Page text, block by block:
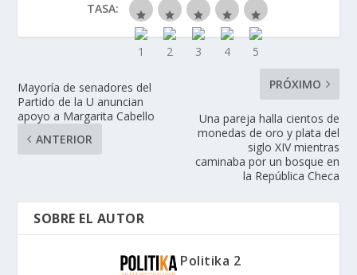
TASA:
Mayoría de senadores del
Partido de la U anuncian
apoyo a Margarita Cabello
ANTERIOR
PRÓXIMO
Una pareja halla cientos de
monedas de oro y plata del
siglo XIV mientras
caminaba por un bosque en
la República Checa
SOBRE EL AUTOR
Politika 2